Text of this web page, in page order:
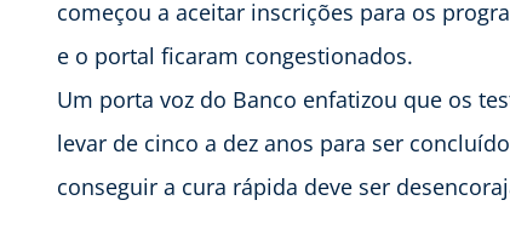
começou a aceitar inscrições para os
e o portal ficaram congestionados.
Um porta voz do Banco enfatizou que os
levar de cinco a dez anos para ser
conseguir a cura rápida deve ser